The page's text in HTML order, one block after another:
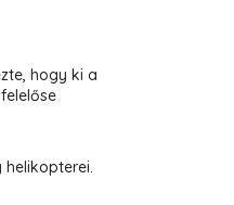
hogy ki a
helikopterei.